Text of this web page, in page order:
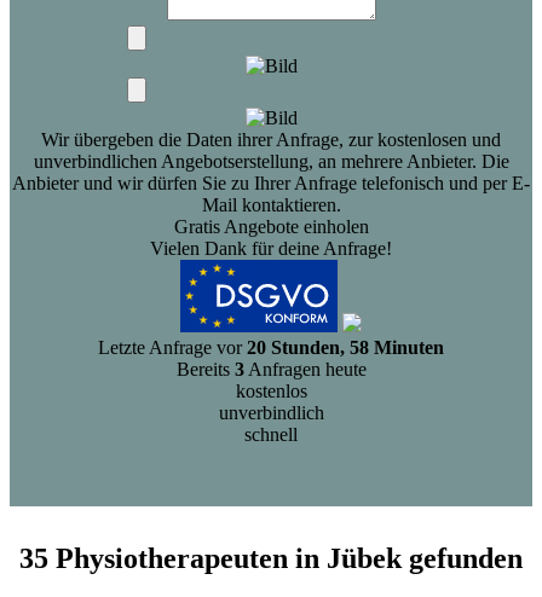
Wir übergeben die Daten ihrer Anfrage, zur kostenlosen und
unverbindlichen Angebotserstellung, an mehrere Anbieter. Die
Anbieter und wir dürfen Sie zu Ihrer Anfrage telefonisch und per E-
Mail kontaktieren.
Gratis Angebote einholen
Vielen Dank für deine Anfrage!
Letzte Anfrage vor20 Stunden, 58 Minuten
Bereits 3Anfragen heute
kostenlos
unverbindlich
schnell
35 Physiotherapeuten in Jübek gefunden